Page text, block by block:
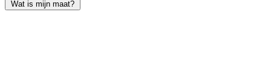
Wat is mijn maat?